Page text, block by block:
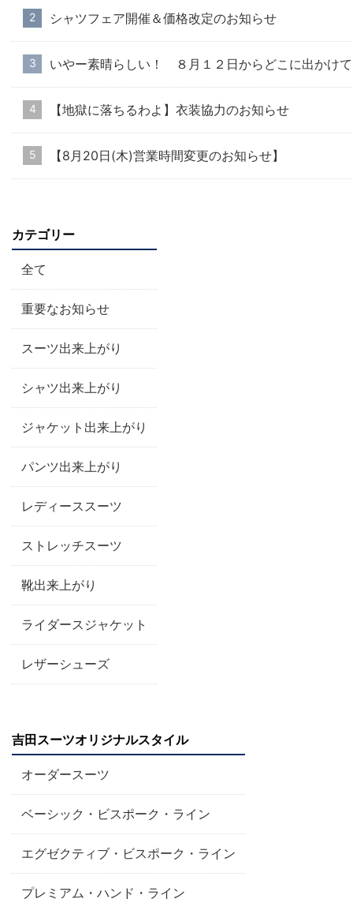
シャツフェア開催＆価格改定のお知らせ
いやー素晴らしい！ ８月１２日からどこに出かけ
【地獄に落ちるわよ】衣装協力のお知らせ
【8月20日(木)営業時間変更のお知らせ】
カテゴリー
全て
重要なお知らせ
スーツ出来上がり
シャツ出来上がり
ジャケット出来上がり
パンツ出来上がり
レディーススーツ
ストレッチスーツ
靴出来上がり
ライダースジャケット
レザーシューズ
吉田スーツオリジナルスタイル
オーダースーツ
ベーシック・ビスポーク・ライン
エグゼクティブ・ビスポーク・ライン
プレミアム・ハンド・ライン